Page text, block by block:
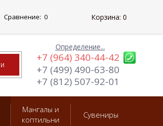
Определение...
+7 (964) 340-44-42
+7 (499) 490-63-80
+7 (812) 507-92-01
Мангалы и
коптильни
Сувениры
Сравнение: 0 Корзина: 0